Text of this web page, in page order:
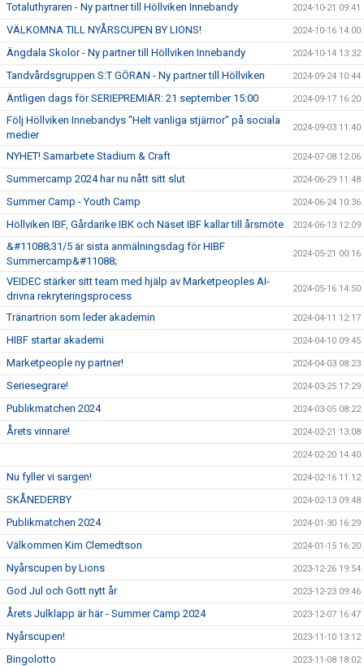
Totaluthyraren - Ny partner till Höllviken Innebandy 2024-10-21 09:41
VÄLKOMNA TILL NYÅRSCUPEN BY LIONS! 2024-10-16 14:00
Ängdala Skolor - Ny partner till Höllviken Innebandy 2024-10-14 13:32
Tandvårdsgruppen S:T GÖRAN - Ny partner till Höllviken 2024-09-24 10:44
Äntligen dags för SERIEPREMIÄR: 21 september 15:00 2024-09-17 16:20
Följ Höllviken Innebandys "Helt vanliga stjärnor" på sociala
medier
2024-09-03 11:40
NYHET! Samarbete Stadium & Craft 2024-07-08 12:06
Summercamp 2024 har nu nått sitt slut 2024-06-29 11:48
Summer Camp - Youth Camp 2024-06-24 10:36
Höllviken IBF, Gårdarike IBK och Näset IBF kallar till årsmöte 2024-06-13 12:09
&#11088;31/5 är sista anmälningsdag för HIBF
Summercamp&#11088;
2024-05-21 00:16
VEIDEC stärker sitt team med hjälp av Marketpeoples AI-
drivna rekryteringsprocess
2024-05-16 14:50
Tränartrion som leder akademin 2024-04-11 12:17
HIBF startar akademi 2024-04-10 09:45
Marketpeople ny partner! 2024-04-03 08:23
Seriesegrare! 2024-03-25 17:29
Publikmatchen 2024 2024-03-05 08:22
Årets vinnare! 2024-02-21 13:08
2024-02-20 14:40
Nu fyller vi sargen! 2024-02-16 11:12
SKÅNEDERBY 2024-02-13 09:48
Publikmatchen 2024 2024-01-30 16:29
Välkommen Kim Clemedtson 2024-01-15 16:20
Nyårscupen by Lions 2023-12-26 19:54
God Jul och Gott nytt år 2023-12-23 09:46
Årets Julklapp är här - Summer Camp 2024 2023-12-07 16:47
Nyårscupen! 2023-11-10 13:12
Bingolotto 2023-11-08 18:02